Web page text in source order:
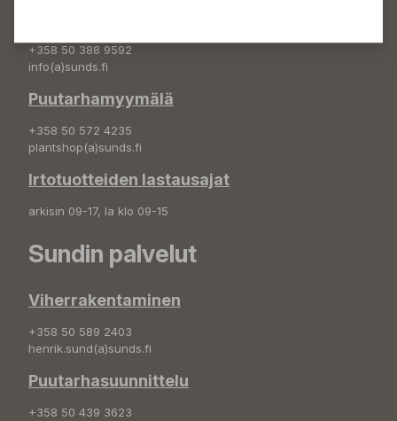
+358 50 388 9592
info(a)sunds.fi
Puutarhamyymälä
+358 50 572 4235
plantshop(a)sunds.fi
Irtotuotteiden lastausajat
arkisin 09-17, la klo 09-15
Sundin palvelut
Viherrakentaminen
+358 50 589 2403
henrik.sund(a)sunds.fi
Puutarhasuunnittelu
+358 50 439 3623